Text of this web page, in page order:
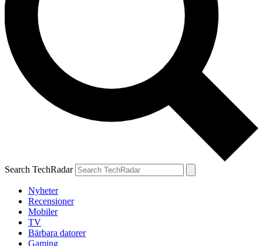
Search TechRadar
Nyheter
Recensioner
Mobiler
TV
Bärbara datorer
Gaming